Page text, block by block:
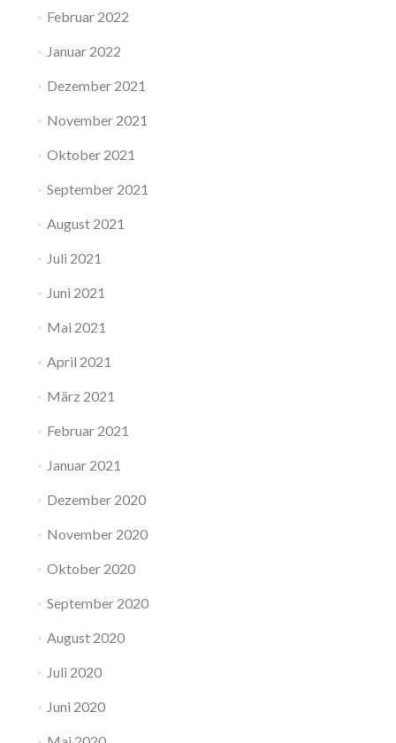
Februar 2022
Januar 2022
Dezember 2021
November 2021
Oktober 2021
September 2021
August 2021
Juli 2021
Juni 2021
Mai 2021
April 2021
März 2021
Februar 2021
Januar 2021
Dezember 2020
November 2020
Oktober 2020
September 2020
August 2020
Juli 2020
Juni 2020